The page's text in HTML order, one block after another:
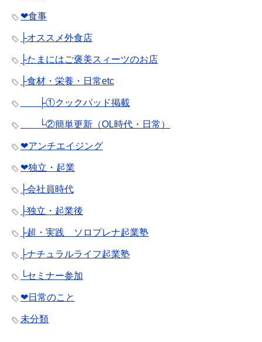
❤︎食事
├オススメ外食店
├たまにはご褒美スィーツのお店
├食材・栄養・日常etc
├①クックパッド掲載
└②簡単更新（OL時代・日常）
❤︎アンチエイジング
❤︎独立・起業
├会社員時代
├独立・起業後
├超・実践 ソロプレナ起業塾
├ナチュラルライフ起業塾
└セミナー参加
❤︎日常のこと
未分類